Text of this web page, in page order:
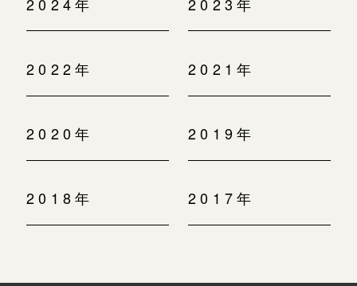
2022年 2021年
2020年 2019年
2018年 2017年